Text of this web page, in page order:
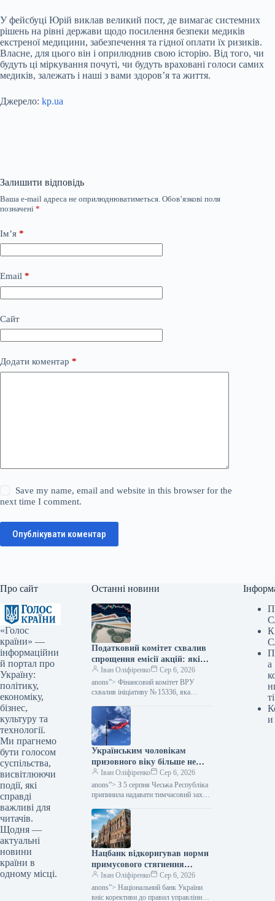
У фейсбуці Юрій виклав великий пост, де вимагає системних
рішень на рівні держави щодо посилення безпеки медиків
екстреної медицини, забезпечення та гідної оплати їх ризиків.
Власне, для цього він і оприлюднив свою історію. Від того, чи
будуть ці міркування почуті, чи будуть враховані голоси самих
медиків, залежать і наші з вами здоров’я та життя.
Джерело: kp.ua
Залишити відповідь
Ваша e-mail адреса не оприлюднюватиметься. Обов’язкові поля
позначені *
Ім’я *
Email *
Сайт
Додати коментар *
Save my name, email and website in this browser for the
next time I comment.
Опублікувати коментар
Про сайт
«Голос
країни» —
інформаційни
й портал про
Україну:
політику,
економіку,
бізнес,
культуру та
технології.
Ми прагнемо
бути голосом
суспільства,
висвітлюючи
події, які
справді
важливі для
читачів.
Щодня —
актуальні
новини
країни в
одному місці.
Останні новини
Податковий комітет схвалив
спрощення емісії акцій: які
зміни очікуються — Мінфін
Іван Оліфіренко
Сер 6, 2026
anons”> Фінансовий комітет ВРУ
схвалив ініціативу № 15336, яка
цінних паперів. Цей акт покликаний
скоротити бюрократичні перешкоди,…
Українським чоловікам
призовного віку більше не
надається тимчасовий захист
у Чехії, згідно з даними
Міністерства фінансів.
Іван Оліфіренко
Сер 6, 2026
anons”> З 5 серпня Чеська Республіка
припинила надавати тимчасовий захист
віку, які не можуть продемонструвати
виконання своїх…
Нацбанк відкоригував норми
примусового стягнення
грошей: як це позначиться на
тих, хто має заборгованість,
— Міністерство фінансів
Іван Оліфіренко
Сер 6, 2026
anons”> Національний банк України
вніс корективи до правил управління
а
ті
и